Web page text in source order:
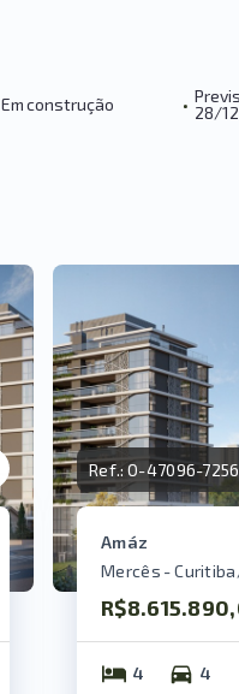
construção • 28/
Ref.:O-47096-
Amáz
Mercês -
4
4